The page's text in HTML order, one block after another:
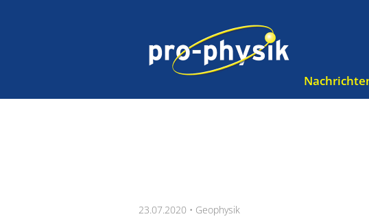
23.07.2020 • Geophysik